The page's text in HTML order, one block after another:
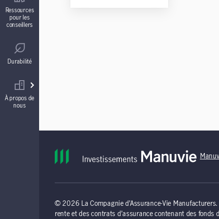
Ressources
pour les
conseillers
Durabilité
À propos de
nous
© 2026 La Compagnie d’Assurance-Vie
rente et des contrats d’assurance contenant des